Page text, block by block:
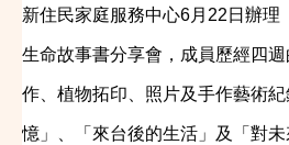
新住民家庭服務中心6月22日辦理
生命故事書分享會，成員歷經四
作、植物拓印、照片及手作藝術
憶」、「來台後的生活」及「對